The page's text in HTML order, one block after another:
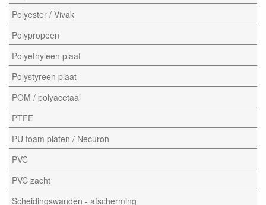
Polyester / Vivak
Polypropeen
Polyethyleen plaat
Polystyreen plaat
POM / polyacetaal
PTFE
PU foam platen / Necuron
PVC
PVC zacht
Scheidingswanden - afscherming